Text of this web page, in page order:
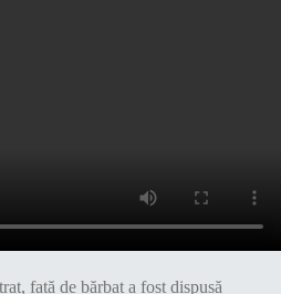
față de bărbat a fost dispusă